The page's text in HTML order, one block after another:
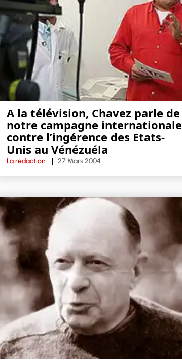
A la télévision, Chavez parle de
notre campagne internationale
contre l’ingérence des Etats-
Unis au Vénézuéla
La rédaction 27 Mars 2004